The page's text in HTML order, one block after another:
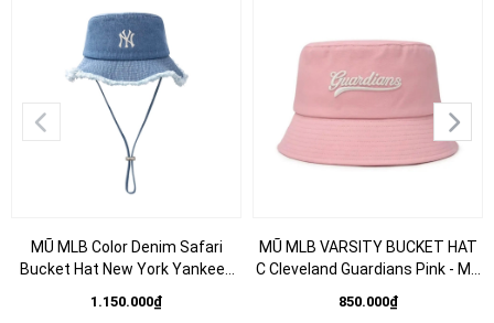
MŨ MLB Color Denim Safari
Bucket Hat New York Yankees
thắt, màu xanh
1.150.000₫
MŨ MLB VARSITY BUCKET HAT
C Cleveland Guardians Pink - Mũ
850.000₫